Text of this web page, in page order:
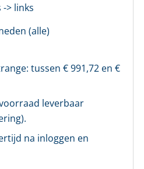
> links
(alle)
tussen €991,72 en €
leverbaar
na inloggen en